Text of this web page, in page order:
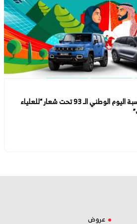
عروض بايك السعودية بمناسبة اليوم الوطني الـ 93 تحت شعار “للعلياء
عروض